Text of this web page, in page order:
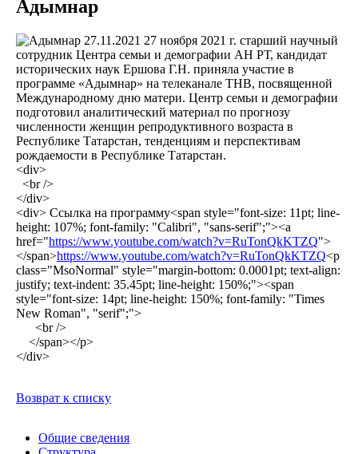
Адымнар
27.11.2021 27 ноября 2021 г. старший научный
сотрудник Центра семьи и демографии АН РТ, кандидат
исторических наук Ершова Г.Н. приняла участие в
программе «Адымнар» на телеканале ТНВ, посвященной
Международному дню матери. Центр семьи и демографии
подготовил аналитический материал по прогнозу
численности женщин репродуктивного возраста в
Республике Татарстан, тенденциям и перспективам
рождаемости в Республике Татарстан.
<div>
<br />
</div>
<div> Ссылка на программу<span style="font-size: 11pt; line-
height: 107%; font-family: "Calibri", "sans-serif";"><a
href="https://www.youtube.com/watch?v=RuTonQkKTZQ">
</span>https://www.youtube.com/watch?v=RuTonQkKTZQ<p
class="MsoNormal" style="margin-bottom: 0.0001pt; text-align:
justify; text-indent: 35.45pt; line-height: 150%;"><span
style="font-size: 14pt; line-height: 150%; font-family: "Times
New Roman", "serif";">
<br />
</span></p>
</div>
Возврат к списку
Общие сведения